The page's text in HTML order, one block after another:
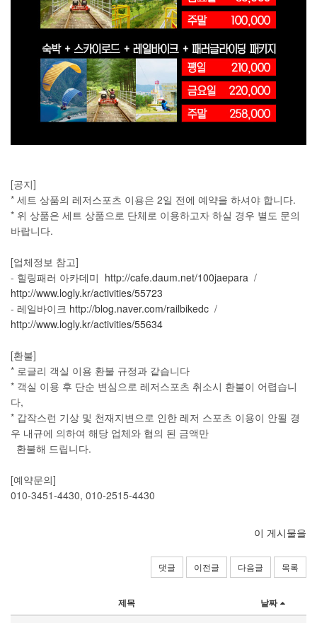
[공지]
* 세트 상품의 레저스포츠 이용은 2일 전에 예약을 하셔야 합니다.
* 위 상품은 세트 상품으로 단체로 이용하고자 하실 경우 별도 문의
바랍니다.
[업체정보 참고]
- 힐링패러 아카데미 http://cafe.daum.net/100jaepara /
http://www.logly.kr/activities/55723
- 레일바이크 http://blog.naver.com/railbikedc /
http://www.logly.kr/activities/55634
[환불]
* 로글리 객실 이용 환불 규정과 같습니다
* 객실 이용 후 단순 변심으로 레저스포츠 취소시 환불이 어렵습니
다,
* 갑작스런 기상 및 천재지변으로 인한 레저 스포츠 이용이 안될 경
우 내규에 의하여 해당 업체와 협의 된 금액만
환불해 드립니다.
[예약문의]
010-3451-4430, 010-2515-4430
이 게시물을
댓글 이전글 다음글 목록
제목 날짜